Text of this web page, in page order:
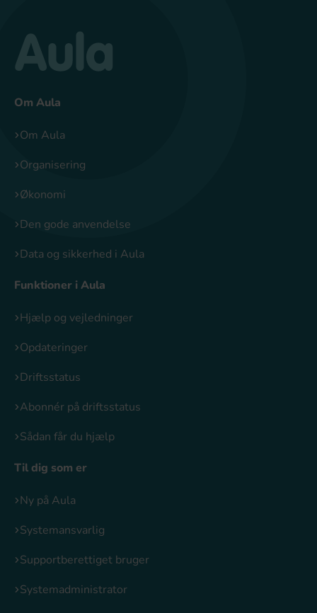
Om Aula
Om Aula
Organisering
Økonomi
Den gode anvendelse
Data og sikkerhed i Aula
Funktioner i Aula
Hjælp og vejledninger
Opdateringer
Driftsstatus
Abonnér på driftsstatus
Sådan får du hjælp
Til dig som er
Ny på Aula
Systemansvarlig
Supportberettiget bruger
Systemadministrator